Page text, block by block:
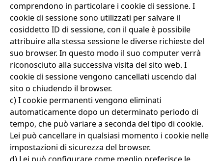
comprendono in particolare i cookie di sessione. I
cookie di sessione sono utilizzati per salvare il
cosiddetto ID di sessione, con il quale è possibile
attribuire alla stessa sessione le diverse richieste del
suo browser. In questo modo il suo computer verrà
riconosciuto alla successiva visita del sito web. I
cookie di sessione vengono cancellati uscendo dal
sito o chiudendo il browser.
c) I cookie permanenti vengono eliminati
automaticamente dopo un determinato periodo di
tempo, che può variare a seconda del tipo di cookie.
Lei può cancellare in qualsiasi momento i cookie nelle
impostazioni di sicurezza del browser.